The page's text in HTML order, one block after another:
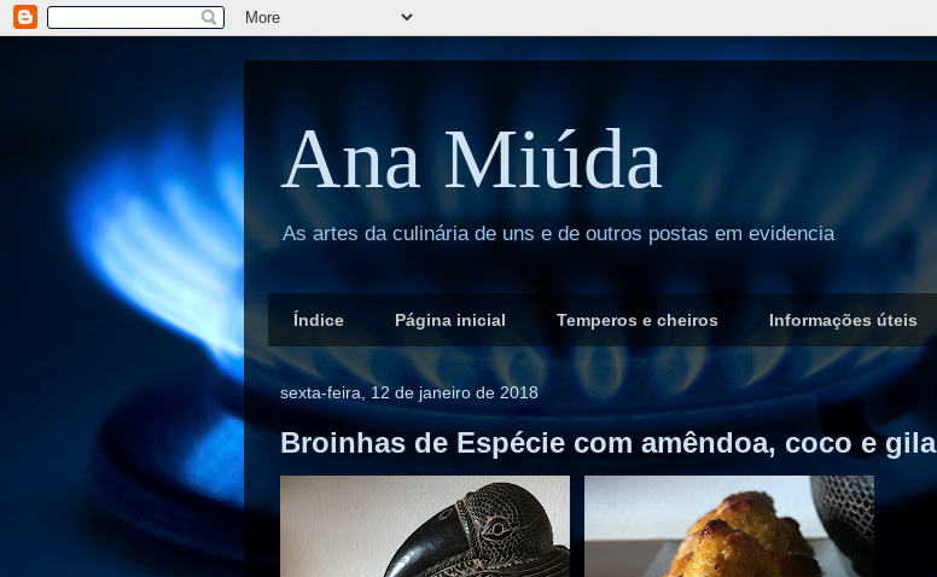
Ana Miúda
As artes da culinária de uns e de outros postas em evidencia
Índice Página inicial Temperos e cheiros Informações úteis
sexta-feira, 12 de janeiro de 2018
Broinhas de Espécie com amêndoa, coco e gila